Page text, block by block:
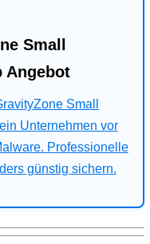
Small
Angebot
Small
Unternehmen vor
Professionelle
günstig sichern.